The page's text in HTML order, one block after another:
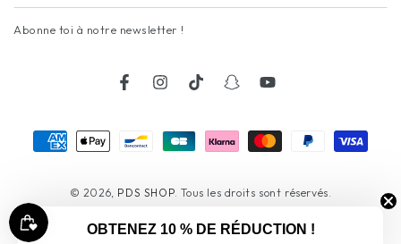
votre
email
Abonne toi à notre newsletter !
FacebookInstagram
TikTokSnapchatYouTube
© 2026, PDS SHOP . Tous les droits sont réservés.
Modes
paiement
OBTENEZ 10 % DE RÉDUCTION !